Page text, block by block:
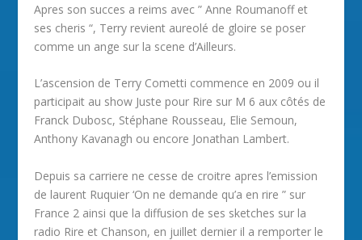
Apres son succes a reims avec ” Anne Roumanoff et
ses cheris “, Terry revient aureolé de gloire se poser
comme un ange sur la scene d’Ailleurs.
L’ascension de Terry Cometti commence en 2009 ou il
participait au show Juste pour Rire sur M 6 aux côtés de
Franck Dubosc, Stéphane Rousseau, Elie Semoun,
Anthony Kavanagh ou encore Jonathan Lambert.
Depuis sa carriere ne cesse de croitre apres l’emission
de laurent Ruquier ‘On ne demande qu’a en rire ” sur
France 2 ainsi que la diffusion de ses sketches sur la
radio Rire et Chanson, en juillet dernier il a remporter le